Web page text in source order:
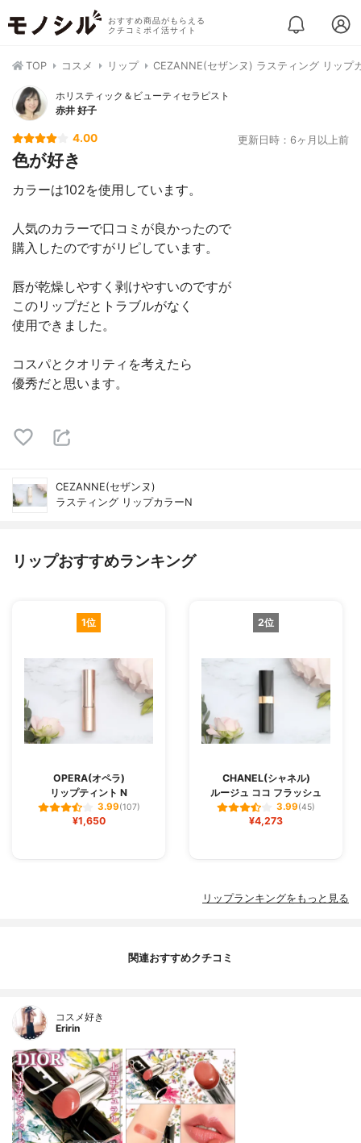
おすすめ商品がもらえる
クチコミポイ活サイト
TOP コスメ リップ CEZANNE(セザンヌ) ラスティング リップ
ホリスティック＆ビューティセラピスト
赤井 好子
4.00 更新日時：6ヶ月以上前
色が好き
カラーは102を使用しています。
人気のカラーで口コミが良かったので
購入したのですがリピしています。
唇が乾燥しやすく剥けやすいのですが
このリップだとトラブルがなく
使用できました。
コスパとクオリティを考えたら
優秀だと思います。
CEZANNE(セザンヌ)
ラスティング リップカラーN
リップおすすめランキング
1位
OPERA(オペラ)
リップティント N
3.99(107)
¥1,650
2位
CHANEL(シャネル)
ルージュ ココ フラッシュ
3.99(45)
¥4,273
リップランキングをもっと見る
関連おすすめクチコミ
コスメ好き
Eririn